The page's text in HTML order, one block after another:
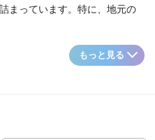
まっています。特に、地元の
もっと見る